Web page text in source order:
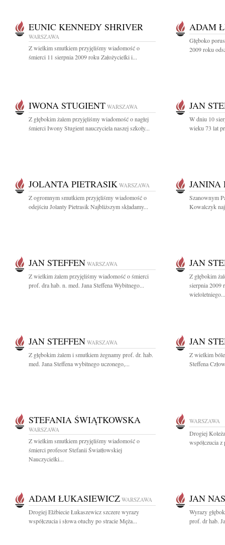
EUNIC KENNEDY SHRIVER
WARSZAWA
Z wielkim smutkiem przyjęliśmy wiadomość o
śmierci 11 sierpnia 2009 roku Założycielki i...
ADAM
Głęboko
2009 roku
IWONA STUGIENT WARSZAWA
Z głębokim żalem przyjęliśmy wiadomość o nagłej
śmierci Iwony Stugient nauczyciela naszej szkoły...
JAN
W dniu 10
wieku 73 lat
JOLANTA PIETRASIK WARSZAWA
Z ogromnym smutkiem przyjęliśmy wiadomość o
odejściu Jolanty Pietrasik Najbliższym składamy...
JANINA
Szanownym
Kowalczyk
JAN STEFFEN WARSZAWA
Z wielkim żalem przyjęliśmy wiadomość o śmierci
prof. dra hab. n. med. Jana Steffena Wybitnego...
JAN
Z głębokim
sierpnia 2009
wieloletniego...
JAN STEFFEN WARSZAWA
Z głębokim żalem i smutkiem żegnamy prof. dr. hab.
med. Jana Steffena wybitnego uczonego,...
JAN
Z wielkim
Steffena
STEFANIA ŚWIĄTKOWSKA
WARSZAWA
Z wielkim smutkiem przyjęliśmy wiadomość o
śmierci profesor Stefanii Światłowskiej
Nauczycielki...
WARSZAWA
Drogiej
współczucia
ADAM ŁUKASIEWICZ WARSZAWA
Drogiej Elżbiecie Łukaszewicz szczere wyrazy
współczucia i słowa otuchy po stracie Męża...
JAN
Wyrazy
prof. dr hab.